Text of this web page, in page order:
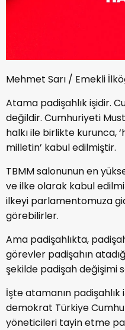
Mehmet Sarı / Emekli
Atama padişahlık işidir.
değildir. Cumhuriyeti
halkı ile birlikte kurunca,
milletin’ kabul edilmiştir.
TBMM salonunun en
ve ilke olarak kabul
ilkeyi parlamentomuza
görebilirler.
Ama padişahlıkta,
görevler padişahın
şekilde padişah değişimi
İşte atamanın
demokrat Türkiye
yöneticileri tayin etme